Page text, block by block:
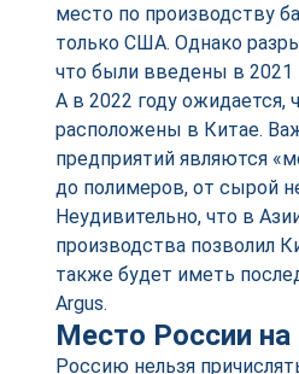
место по производству
только США. Однако
что были введены в 2021
А в 2022 году ожидается,
расположены в Китае.
предприятий являются
до полимеров, от сырой
Неудивительно, что в
производства позволил
также будет иметь
Argus.
Место России
Россию нельзя